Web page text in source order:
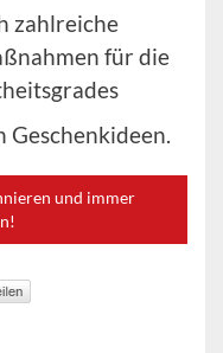
zahlreiche
für die
Geschenkideen.
und immer